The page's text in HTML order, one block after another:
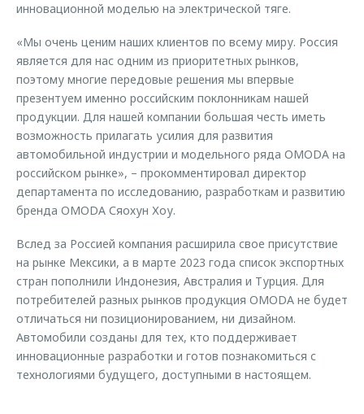
инновационной моделью на электрической тяге.
«Мы очень ценим наших клиентов по всему миру. Россия
является для нас одним из приоритетных рынков,
поэтому многие передовые решения мы впервые
презентуем именно российским поклонникам нашей
продукции. Для нашей компании большая честь иметь
возможность прилагать усилия для развития
автомобильной индустрии и модельного ряда OMODA на
российском рынке», – прокомментировал директор
департамента по исследованию, разработкам и развитию
бренда OMODA Сяохун Хоу.
Вслед за Россией компания расширила свое присутствие
на рынке Мексики, а в марте 2023 года список экспортных
стран пополнили Индонезия, Австралия и Турция. Для
потребителей разных рынков продукция OMODA не будет
отличаться ни позиционированием, ни дизайном.
Автомобили созданы для тех, кто поддерживает
инновационные разработки и готов познакомиться с
технологиями будущего, доступными в настоящем.